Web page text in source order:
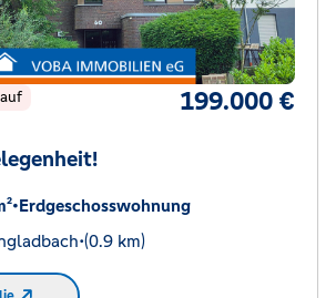
199.000 €
•Erdgeschosswohnung
•(0.9 km)